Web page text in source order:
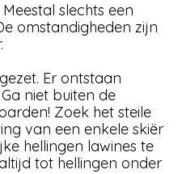
Meestal slechts een
omstandigheden zijn
Er ontstaan
niet buiten de
Zoek het steile
van een enkele skiër
hellingen lawines te
tot hellingen onder